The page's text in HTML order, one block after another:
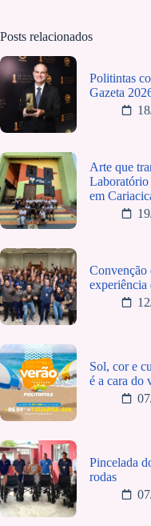
Posts relacionados
Politintas
Gazeta
Arte que
Laboratório
em
Convenção
experiência
Sol, cor e
é a cara do
Pincelada
rodas